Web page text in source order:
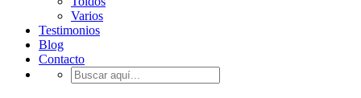
Varios
Testimonios
Blog
Contacto